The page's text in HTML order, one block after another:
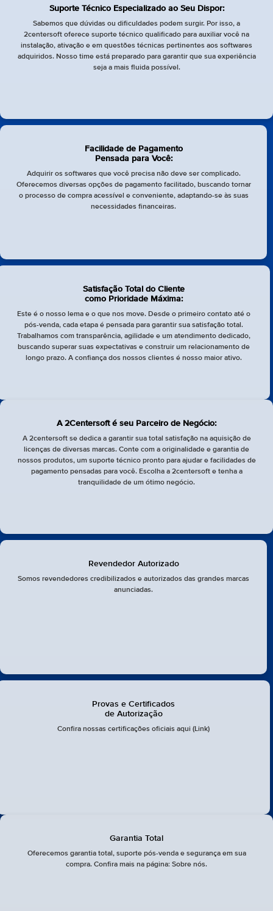
Suporte Técnico Especializado ao Seu Dispor:
Sabemos que dúvidas ou dificuldades podem surgir. Por isso, a
2centersoft oferece suporte técnico qualificado para auxiliar você na
instalação, ativação e em questões técnicas pertinentes aos softwares
adquiridos. Nosso time está preparado para garantir que sua experiência
seja a mais fluida possível.
Facilidade de Pagamento
Pensada para Você:
Adquirir os softwares que você precisa não deve ser complicado.
Oferecemos diversas opções de pagamento facilitado, buscando tornar
o processo de compra acessível e conveniente, adaptando-se às suas
necessidades financeiras.
Satisfação Total do Cliente
como Prioridade Máxima:
Este é o nosso lema e o que nos move. Desde o primeiro contato até o
pós-venda, cada etapa é pensada para garantir sua satisfação total.
Trabalhamos com transparência, agilidade e um atendimento dedicado,
buscando superar suas expectativas e construir um relacionamento de
longo prazo. A confiança dos nossos clientes é nosso maior ativo.
A 2Centersoft é seu Parceiro de Negócio:
A 2centersoft se dedica a garantir sua total satisfação na aquisição de
licenças de diversas marcas. Conte com a originalidade e garantia de
nossos produtos, um suporte técnico pronto para ajudar e facilidades de
pagamento pensadas para você. Escolha a 2centersoft e tenha a
tranquilidade de um ótimo negócio.
Revendedor Autorizado
Somos revendedores credibilizados e autorizados das grandes marcas
anunciadas.
Provas e Certificados
de Autorização
Confira nossas certificações oficiais aqui (Link)
Garantia Total
Oferecemos garantia total, suporte pós-venda e segurança em sua
compra. Confira mais na página: Sobre nós.